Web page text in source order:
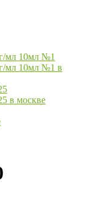
мл 10мл №1
мл 10мл №1 в
в москве